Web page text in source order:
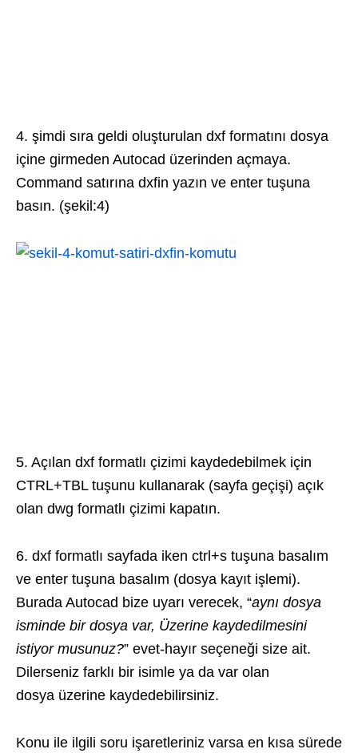
4. şimdi sıra geldi oluşturulan dxf formatını dosya
içine girmeden Autocad üzerinden açmaya.
Command satırına dxfin yazın ve enter tuşuna
basın. (şekil:4)
5. Açılan dxf formatlı çizimi kaydedebilmek için
CTRL+TBL tuşunu kullanarak (sayfa geçişi) açık
olan dwg formatlı çizimi kapatın.
6. dxf formatlı sayfada iken ctrl+s tuşuna basalım
ve enter tuşuna basalım (dosya kayıt işlemi).
Burada Autocad bize uyarı verecek, “aynı dosya
isminde bir dosya var, Üzerine kaydedilmesini
istiyor musunuz?” evet-hayır seçeneği size ait.
Dilerseniz farklı bir isimle ya da var olan
dosya üzerine kaydedebilirsiniz.
Konu ile ilgili soru işaretleriniz varsa en kısa sürede